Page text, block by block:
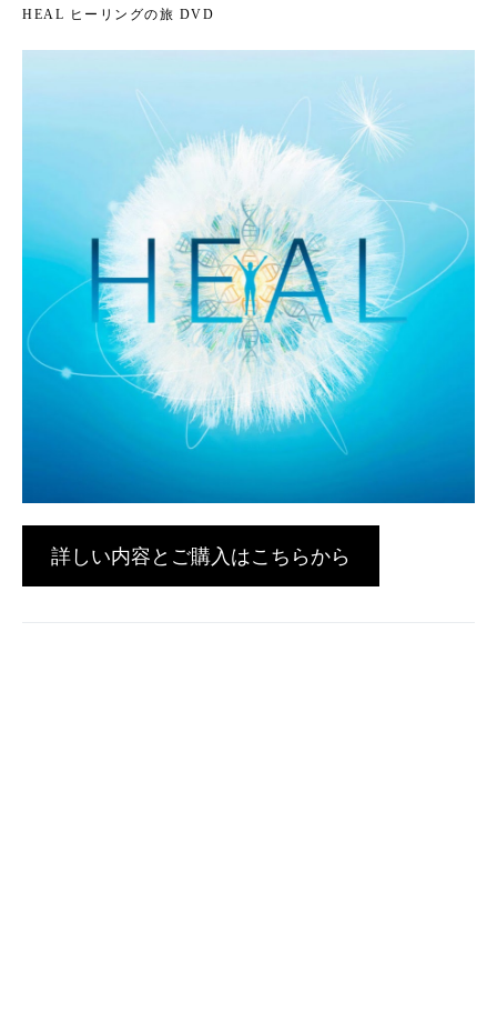
HEAL ヒーリングの旅 DVD
詳しい内容とご購入はこちらから